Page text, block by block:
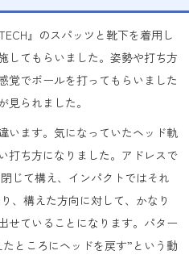
TECH』のスパッツ と靴下を着用し
してもらいました。姿勢や打ち方
覚でボールを打ってもらいました
られました。
います。気になっていたヘッド軌
打ち方になりました。アドレスで
じて構え、インパクトではそれ
、構えた方向に対して、かなり
せていることになります。パター
ところにヘッドを戻す”という動